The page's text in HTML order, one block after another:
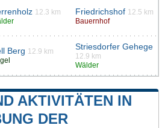
12.3 km
Friedrichshof 12.5 km
Bauernhof
Berg 12.9 km
Striesdorfer Gehege
12.9 km
Wälder
AKTIVITÄTEN IN
DER